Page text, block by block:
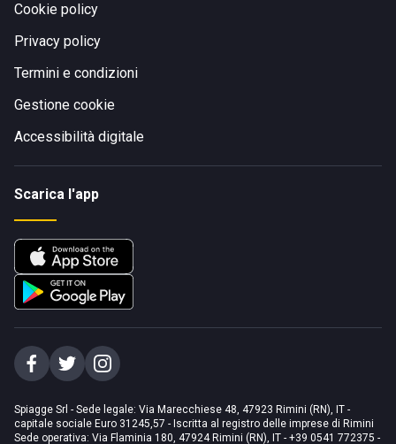
Cookie policy
Privacy policy
Termini e condizioni
Gestione cookie
Accessibilità digitale
Scarica l'app
Spiagge Srl - Sede legale: Via Marecchiese 48, 47923 Rimini (RN), IT -
capitale sociale Euro 31245,57 - Iscritta al registro delle imprese di Rimini
Sede operativa: Via Flaminia 180, 47924 Rimini (RN), IT - +39 0541 772375 -